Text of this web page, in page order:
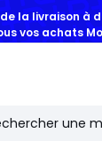
la livraison à
vos achats